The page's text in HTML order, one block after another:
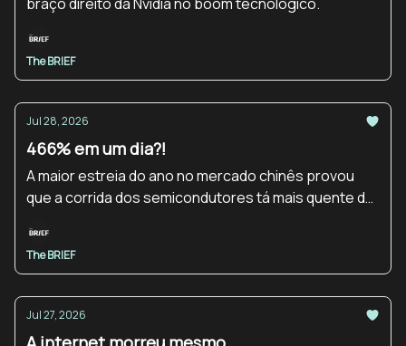
The BRIEF
Jul 28, 2026
466% em um dia?!
A maior estreia do ano no mercado chinês provou
que a corrida dos semicondutores tá mais quente do
The BRIEF
Jul 27, 2026